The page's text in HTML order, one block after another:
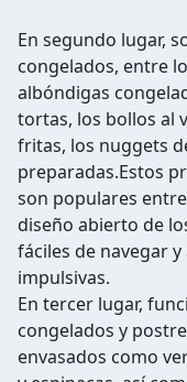
En segundo lugar,
congelados, entre
albóndigas
tortas, los bollos al
fritas, los nuggets
preparadas.Estos
son populares
diseño abierto de
fáciles de navegar
impulsivas.
En tercer lugar,
congelados y
envasados como